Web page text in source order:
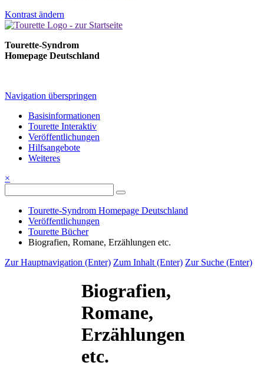
Kontrast ändern
Tourette-Syndrom
Homepage Deutschland
Navigation überspringen
Basisinformationen
Tourette Interaktiv
Veröffentlichungen
Hilfsangebote
Weiteres
×
Tourette-Syndrom Homepage Deutschland
Veröffentlichungen
Tourette Bücher
Biografien, Romane, Erzählungen etc.
Zur Hauptnavigation (Enter) Zum Inhalt (Enter) Zur Suche (Enter)
Biografien,
Romane,
Erzählungen
etc.